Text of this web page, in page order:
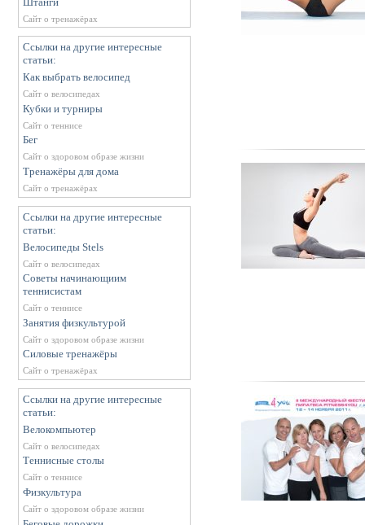
Сайт о тренажёрах
Ссылки на другие интересные
статьи:
Как выбрать велосипед
Сайт о велосипедах
Кубки и турниры
Сайт о теннисе
Бег
Сайт о здоровом образе жизни
Тренажёры для дома
Сайт о тренажёрах
Ссылки на другие интересные
статьи:
Велосипеды Stels
Сайт о велосипедах
Советы начинающиим
теннисистам
Сайт о теннисе
Занятия физкультурой
Сайт о здоровом образе жизни
Силовые тренажёры
Сайт о тренажёрах
Ссылки на другие интересные
статьи:
Велокомпьютер
Сайт о велосипедах
Теннисные столы
Сайт о теннисе
Физкультура
Сайт о здоровом образе жизни